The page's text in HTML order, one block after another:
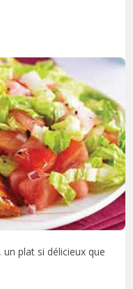
plat si délicieux que